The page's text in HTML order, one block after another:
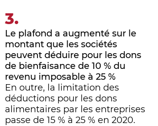
3.
Le plafond a augmenté sur le
montant que les sociétés
peuvent déduire pour les dons
de bienfaisance de 10 % du
revenu imposable à 25 %
En outre, la limitation des
déductions pour les dons
alimentaires par les entreprises
passe de 15 % à 25 % en 2020.